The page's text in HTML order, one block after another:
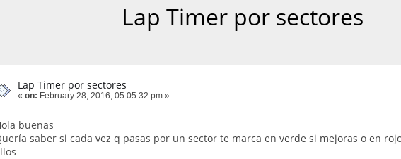
Lap Timer por sectores
Lap Timer por sectores
« on: February 28, 2016, 05:05:32 pm »
buenas
saber si cada vez q pasas por un sector te marca en verde si mejoras o en